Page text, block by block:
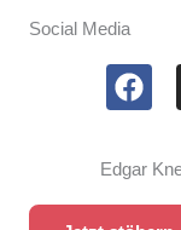
Social Media
F
a
e
o
Edgar